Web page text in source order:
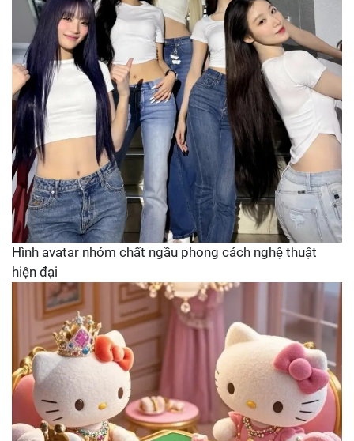
Hình avatar nhóm chất ngầu phong cách nghệ thuật
hiện đại